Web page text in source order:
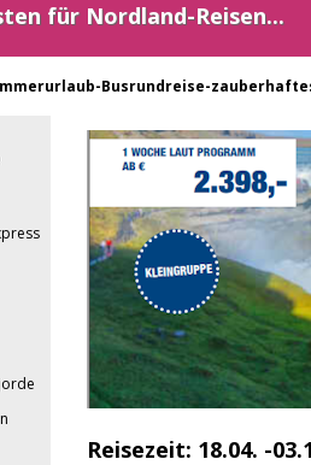
für Nordland-Reisen...
Busrundreise-
Reisezeit: 18.04. -